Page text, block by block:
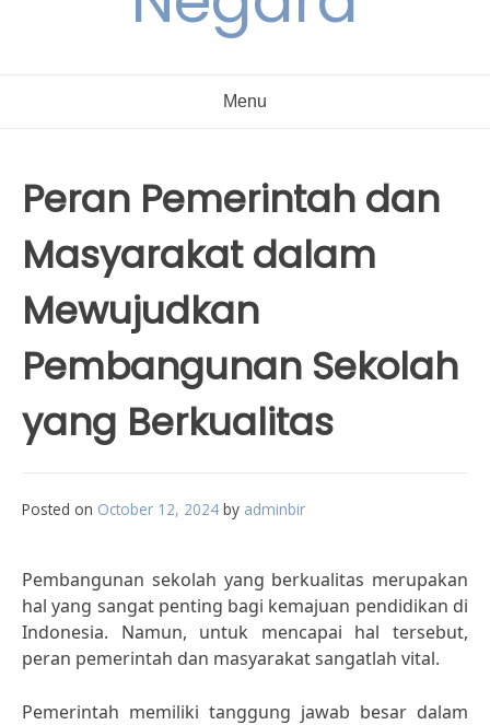
Menu
Peran Pemerintah dan
Masyarakat dalam
Mewujudkan
Pembangunan Sekolah
yang Berkualitas
Posted on October 12, 2024 by adminbir
Pembangunan sekolah yang berkualitas merupakan
hal yang sangat penting bagi kemajuan pendidikan di
Indonesia. Namun, untuk mencapai hal tersebut,
peran pemerintah dan masyarakat sangatlah vital.
Pemerintah memiliki tanggung jawab besar dalam